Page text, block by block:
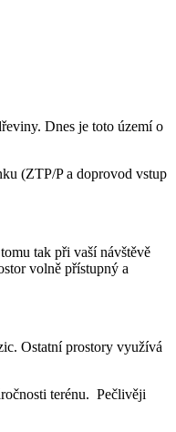
Dnes je toto území o
(ZTP/P a doprovod vstup
tak při vaší návštěvě
volně přístupný a
Ostatní prostory využívá
terénu. Pečlivěji